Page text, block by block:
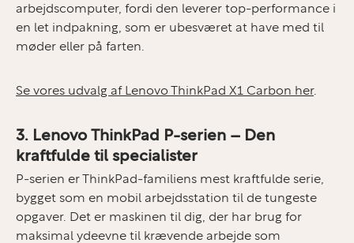
arbejdscomputer, fordi den leverer top-performance i
en let indpakning, som er ubesværet at have med til
møder eller på farten.
Se vores udvalg af Lenovo ThinkPad X1 Carbon her.
3. Lenovo ThinkPad P-serien – Den
kraftfulde til specialister
P-serien er ThinkPad-familiens mest kraftfulde serie,
bygget som en mobil arbejdsstation til de tungeste
opgaver. Det er maskinen til dig, der har brug for
maksimal ydeevne til krævende arbejde som